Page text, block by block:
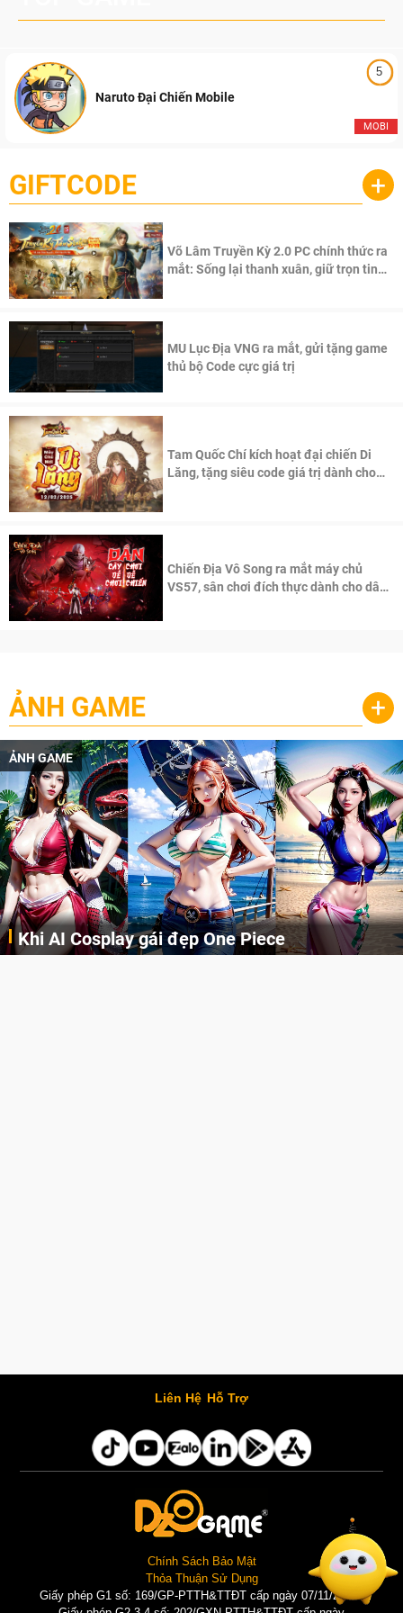
5
MOBI
Naruto Đại Chiến Mobile
GIFTCODE +
Võ Lâm Truyền Kỳ 2.0 PC chính thức ra
mắt: Sống lại thanh xuân, giữ trọn tinh
MU Lục Địa VNG ra mắt, gửi tặng game
thủ bộ Code cực giá trị
Tam Quốc Chí kích hoạt đại chiến Di
Lăng, tặng siêu code giá trị dành cho
Chiến Địa Vô Song ra mắt máy chủ
VS57, sân chơi đích thực dành cho dân
ẢNH GAME +
ẢNH GAME
Cosplay Xiangling siêu cute
Liên Hệ Hỗ Trợ
Chính Sách Bảo Mật
Thỏa Thuận Sử Dụng
Giấy phép G1 số: 169/GP-PTTH&TTĐT cấp ngày 07/11/2025 |